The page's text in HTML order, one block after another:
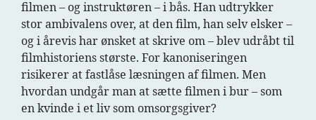
filmen – og instruktøren – i bås. Han udtrykker
stor ambivalens over, at den film, han selv elsker –
og i årevis har ønsket at skrive om – blev udråbt til
filmhistoriens største. For kanoniseringen
risikerer at fastlåse læsningen af filmen. Men
hvordan undgår man at sætte filmen i bur – som
en kvinde i et liv som omsorgsgiver?